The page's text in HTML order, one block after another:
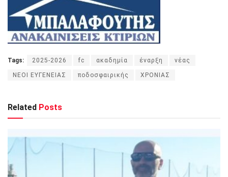
Tags: 2025-2026 fc ακαδημία έναρξη νέας
ΝΕΟΙ ΕΥΓΕΝΕΙΑΣ ποδοσφαιρικής ΧΡΟΝΙΑΣ
Related Posts